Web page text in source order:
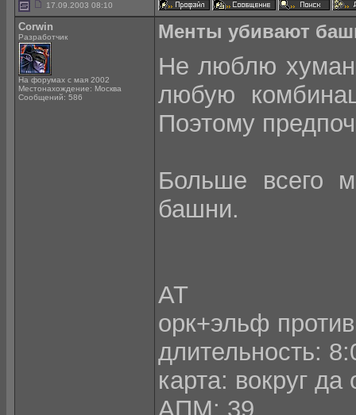
17.09.2003 08:10
Corwin
Разработчик
На форумах с мая 2002
Местонахождение: Москва
Сообщений: 586
Менты убивают
Не люблю
любую
Поэтому
Больше всего
башни.
АТ
орк+эльф
длительность:
карта: вокруг да
АПМ: 39